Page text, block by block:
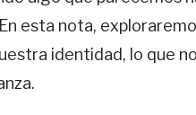
esta nota,
identidad, lo que